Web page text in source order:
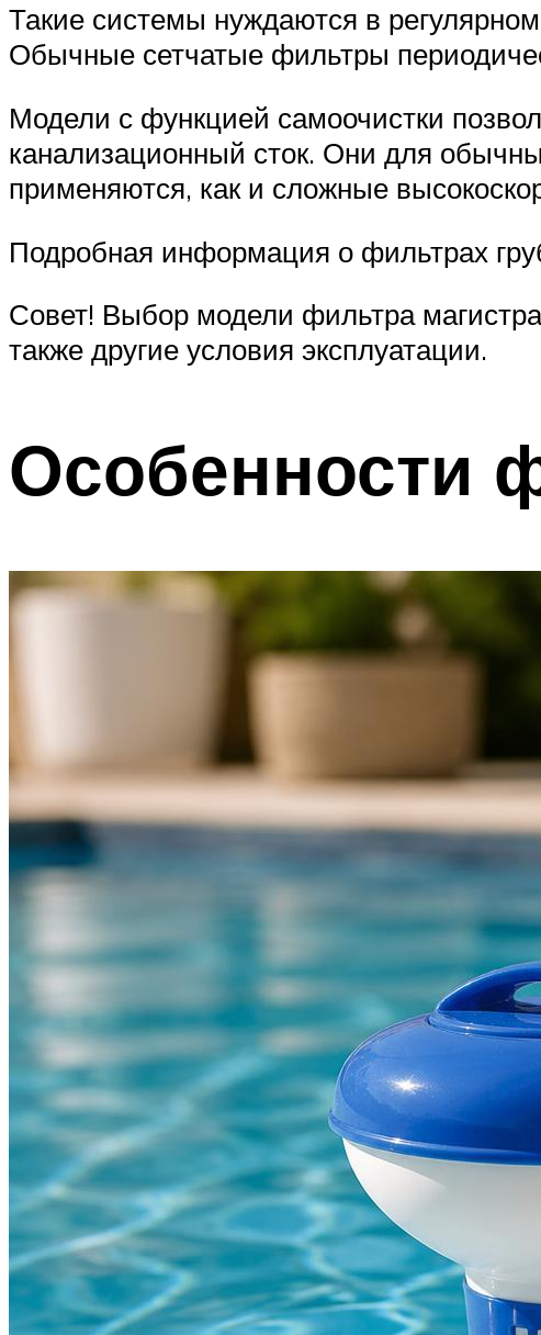
Такие системы нуждаются в
Обычные сетчатые фильтры
Модели с функцией самоочистки
канализационный сток. Они для
применяются, как и сложные
Подробная информация о фильтрах
Совет! Выбор модели фильтра
также другие условия эксплуатации.
Особенности